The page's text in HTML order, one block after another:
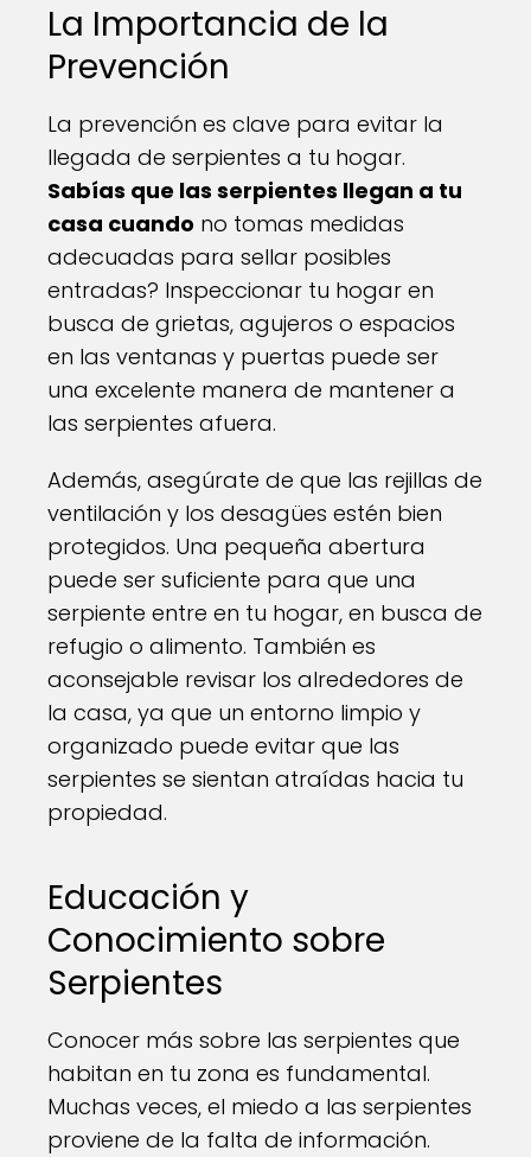
La Importancia de la
Prevención
La prevención es clave para evitar la
llegada de serpientes a tu hogar.
Sabías que las serpientes llegan a tu
casa cuando no tomas medidas
adecuadas para sellar posibles
entradas? Inspeccionar tu hogar en
busca de grietas, agujeros o espacios
en las ventanas y puertas puede ser
una excelente manera de mantener a
las serpientes afuera.
Además, asegúrate de que las rejillas de
ventilación y los desagües estén bien
protegidos. Una pequeña abertura
puede ser suficiente para que una
serpiente entre en tu hogar, en busca de
refugio o alimento. También es
aconsejable revisar los alrededores de
la casa, ya que un entorno limpio y
organizado puede evitar que las
serpientes se sientan atraídas hacia tu
propiedad.
Educación y
Conocimiento sobre
Serpientes
Conocer más sobre las serpientes que
habitan en tu zona es fundamental.
Muchas veces, el miedo a las serpientes
proviene de la falta de información.